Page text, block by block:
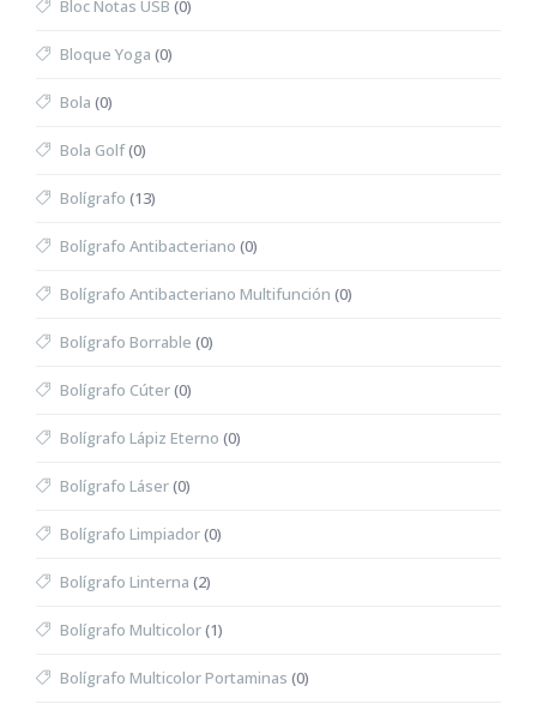
Bloc Notas USB (0)
Bloque Yoga (0)
Bola (0)
Bola Golf(0)
Bolígrafo (13)
Bolígrafo Antibacteriano (0)
Bolígrafo Antibacteriano Multifunción (0)
Bolígrafo Borrable (0)
Bolígrafo Cúter(0)
Bolígrafo Lápiz Eterno (0)
Bolígrafo Láser(0)
Bolígrafo Limpiador(0)
Bolígrafo Linterna (2)
Bolígrafo Multicolor(1)
Bolígrafo Multicolor Portaminas (0)